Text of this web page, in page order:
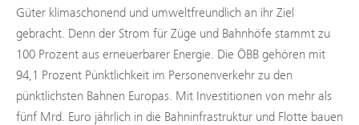
Güter klimaschonend und umweltfreundlich an ihr Ziel
gebracht. Denn der Strom für Züge und Bahnhöfe stammt zu
100 Prozent aus erneuerbarer Energie. Die ÖBB gehören mit
94,1 Prozent Pünktlichkeit im Personenverkehr zu den
pünktlichsten Bahnen Europas. Mit Investitionen von mehr als
fünf Mrd. Euro jährlich in die Bahninfrastruktur und Flotte bauen